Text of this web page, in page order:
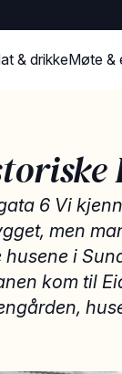
& drikkeMøte &
6 Vi
men
husene i
kom til